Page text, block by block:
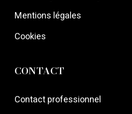
Mentions légales
Cookies
CONTACT
Contact professionnel